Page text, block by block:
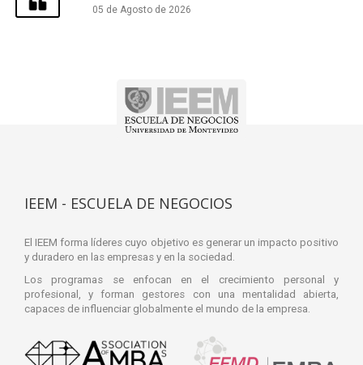
05 de Agosto de 2026
IEEM - ESCUELA DE NEGOCIOS
El IEEM forma líderes cuyo objetivo es generar un impacto positivo
y duradero en las empresas y en la sociedad.
Los programas se enfocan en el crecimiento personal y
profesional, y forman gestores con una mentalidad abierta,
capaces de influenciar globalmente el mundo de la empresa.